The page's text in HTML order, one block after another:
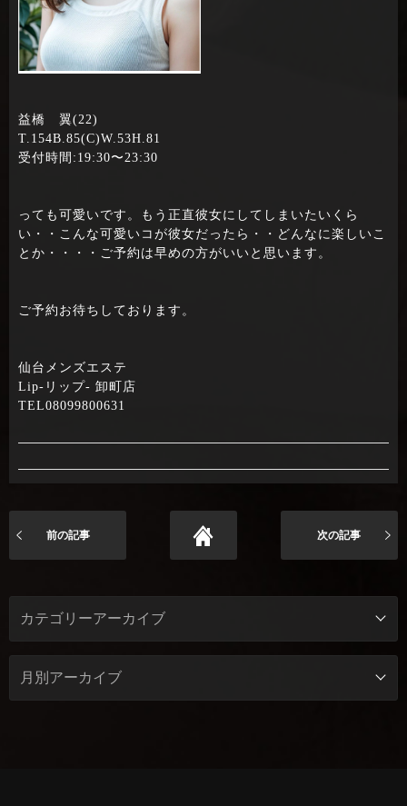
益橋 翼(22)
T.154B.85(C)W.53H.81
受付時間:19:30〜23:30
っても可愛いです。もう正直彼女にしてしまいたいくら
い・・こんな可愛いコが彼女だったら・・どんなに楽しいこ
とか・・・・ご予約は早めの方がいいと思います。
ご予約お待ちしております。
仙台メンズエステ
Lip-リップ- 卸町店
TEL08099800631
前の記事 次の記事